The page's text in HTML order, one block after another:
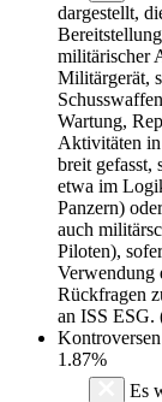
dargestellt,
militärischer
Militärgerät,
Wartung,
Aktivitäten in
breit gefasst,
etwa im
Panzern)
auch
Piloten),
Verwendung
Rückfragen
an ISS ESG.
1.87%
Es